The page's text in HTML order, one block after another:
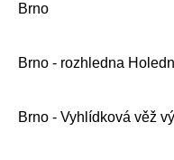
Brno
Brno - rozhledna
Brno - Vyhlídková věž